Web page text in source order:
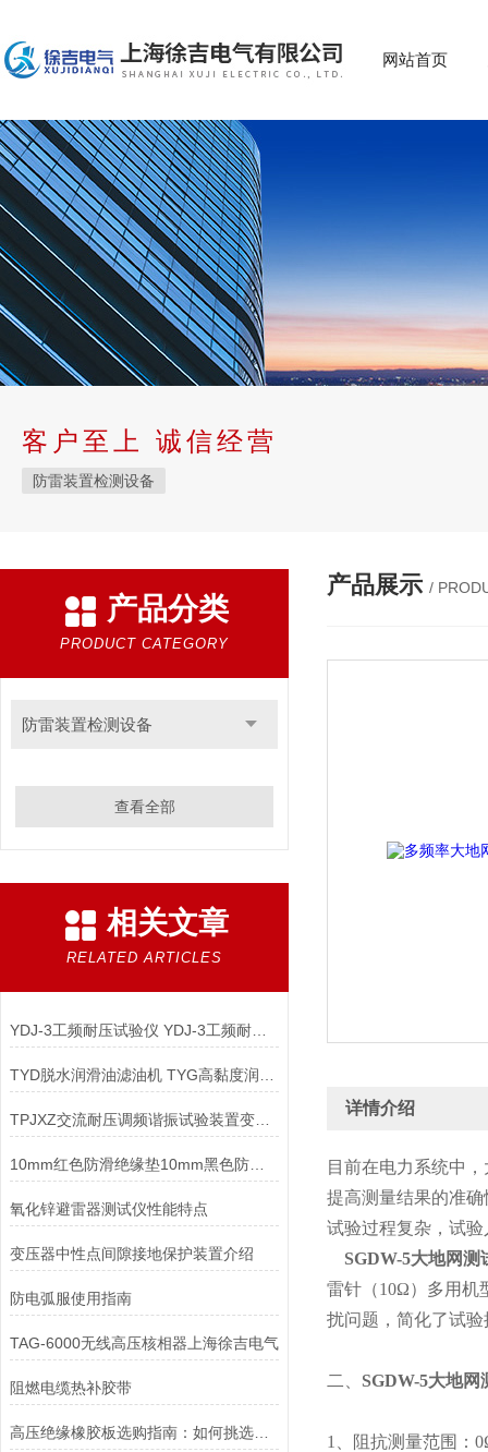
网站首页
客户至上 诚信经营
防雷装置检测设备
产品分类
PRODUCT CATEGORY
防雷装置检测设备
查看全部
相关文章
RELATED ARTICLES
YDJ-3工频耐压试验仪 YDJ-3工频耐压试验仪
TPJXZ交流耐压调频谐振试验装置变压器工频耐压试验设备
10mm红色防滑绝缘垫10mm黑色防滑绝缘垫
氧化锌避雷器测试仪性能特点
变压器中性点间隙接地保护装置介绍
防电弧服使用指南
TAG-6000无线高压核相器上海徐吉电气
阻燃电缆热补胶带
高压绝缘橡胶板选购指南：如何挑选优质产品
产品展示 /
详情介绍
目前在电力系统中
提高测量结果的准
试验过程复杂，试
SGDW-5大地网测
雷针（10Ω）多用机
扰问题，简化了试
二、 SGDW-5大地网
1、阻抗测量范围：